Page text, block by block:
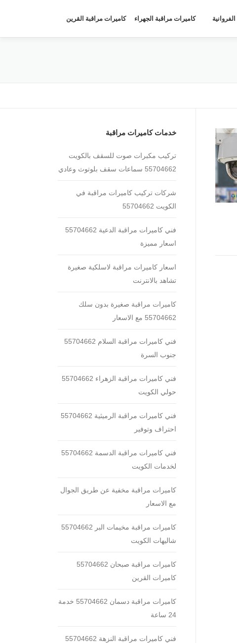
كاميرات مراقبة الجهراء كاميرات مراقبة القرين
خدمات كاميرات مراقبة
تركيب مكبرات صوت للسقف بالكويت
55704662 سماعات سقف بلوتوث وعادي
شركات تركيب كاميرات مراقبة في
الكويت 55704662
فني كاميرات مراقبة الدعية 55704662
اسعار مميزة
اسعار كاميرات مراقبة لاسلكية صغيرة
تشاهد بالانترنت
كاميرات مراقبة صغيرة بدون سلك
55704662 مع الاسعار
فني كاميرات مراقبة السلام 55704662
جنوب السرة
فني كاميرات مراقبة الزهراء 55704662
حولي الكويت
فني كاميرات مراقبة الرميثية 55704662
احتراف وتوفير
فني كاميرات مراقبة الدسمة 55704662
لخدمات الكويت
كاميرات مراقبة مخفية عن طريق الجوال
مع الاسعار
كاميرات مراقبة مخيمات البر 55704662
شاليهات الكويت
كاميرات مراقبة صبحان 55704662
كاميرات القرين
كاميرات مراقبة دسمان 55704662 خدمة
24 ساعة
فني كاميرات مراقبة النزهة 55704662